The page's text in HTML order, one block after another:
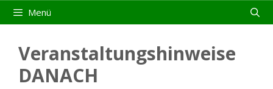
Menü
Veranstaltungshinweise
DANACH